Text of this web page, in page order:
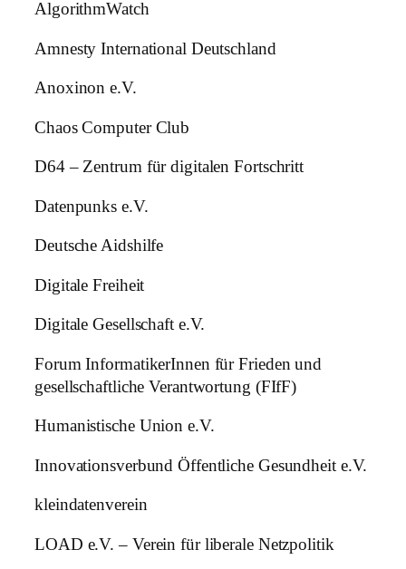
AlgorithmWatch
Amnesty International Deutschland
Anoxinon e.V.
Chaos Computer Club
D64 – Zentrum für digitalen Fortschritt
Datenpunks e.V.
Deutsche Aidshilfe
Digitale Freiheit
Digitale Gesellschaft e.V.
Forum InformatikerInnen für Frieden und
gesellschaftliche Verantwortung (FIfF)
Humanistische Union e.V.
Innovationsverbund Öffentliche Gesundheit e.V.
kleindatenverein
LOAD e.V. – Verein für liberale Netzpolitik